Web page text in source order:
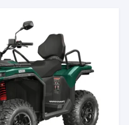
Опции
можно
выбрать
на
странице
товара.